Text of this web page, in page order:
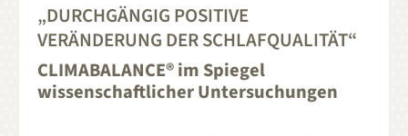
„DURCHGÄNGIG POSITIVE
VERÄNDERUNG DER SCHLAFQUALITÄT“
CLIMABALANCE® im Spiegel
wissenschaftlicher Untersuchungen